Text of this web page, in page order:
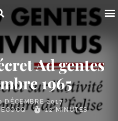
Ad gentes
1965
DÉCEMBRE 2017
12 MINUTES